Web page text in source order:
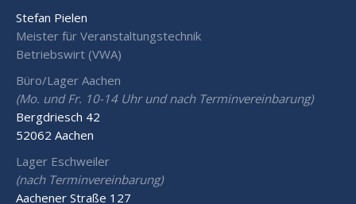
Stefan Pielen
Meister für Veranstaltungstechnik
Betriebswirt (VWA)
Büro/Lager Aachen
(Mo. und Fr. 10-14 Uhr und nach Terminvereinbarung)
Bergdriesch 42
52062 Aachen
Lager Eschweiler
(nach Terminvereinbarung)
Aachener Straße 127